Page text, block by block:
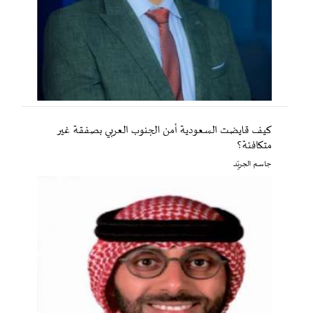
كيف قايضت السعودية أمن الجنوب العربي بصفقة غير
متكافئة؟
جاسم الجريّد